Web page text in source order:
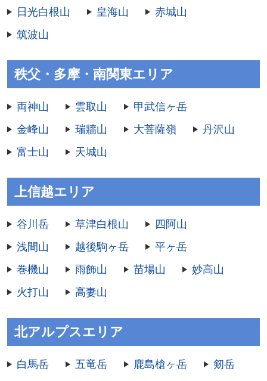
日光白根山 皇海山
赤城山
筑波山
秩父・多摩・南関東エリア
両神山 雲取山
甲武信ヶ岳
金峰山
瑞牆山 大菩薩嶺
丹沢山
富士山
天城山
上信越エリア
谷川岳 草津白根山
四阿山
浅間山
越後駒ヶ岳
平ヶ岳
巻機山
雨飾山 苗場山
妙高山
火打山
高妻山
北アルプスエリア
白馬岳 五竜岳 鹿島槍ヶ岳
剱岳